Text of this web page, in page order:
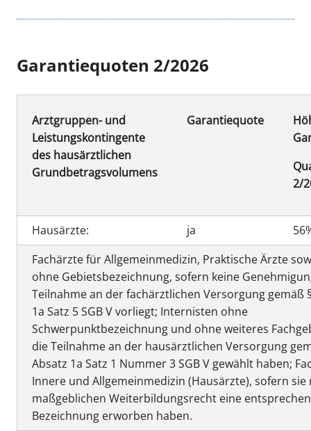
Garantiequoten 2/2026
Arztgruppen- und
Leistungskontingente
des hausärztlichen
Grundbetragsvolumens
Garantiequote
2/
Hausärzte: ja
Fachärzte für Allgemeinmedizin, Praktische Ärzte
ohne Gebietsbezeichnung, sofern keine
Teilnahme an der fachärztlichen Versorgung gemäß
1a Satz 5 SGB V vorliegt; Internisten ohne
Schwerpunktbezeichnung und ohne weiteres
die Teilnahme an der hausärztlichen Versorgung
Absatz 1a Satz 1 Nummer 3 SGB V gewählt haben;
Innere und Allgemeinmedizin (Hausärzte), sofern sie
maßgeblichen Weiterbildungsrecht eine
Bezeichnung erworben haben.